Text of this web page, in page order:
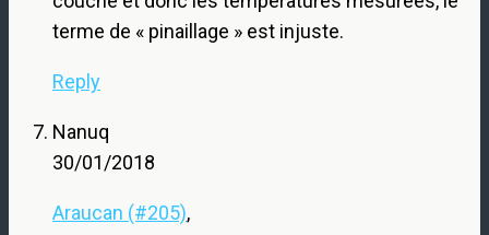
terme de « pinaillage » est injuste.
Reply
Nanuq
30/01/2018
Araucan (#205),